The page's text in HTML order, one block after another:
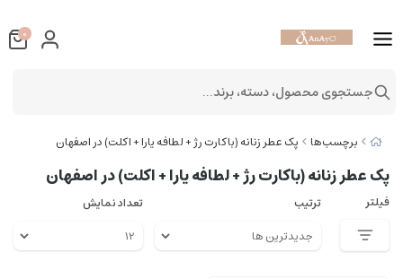
برچسب‌ها پک عطر زنانه (باکارت رژ + لطافه یارا + اکلت) در اصفهان
پک عطر زنانه (باکارت رژ + لطافه یارا + اکلت) در اصفهان
فیلتر ترتیب تعداد نمایش
0
جستجوی محصول، دسته، برند...